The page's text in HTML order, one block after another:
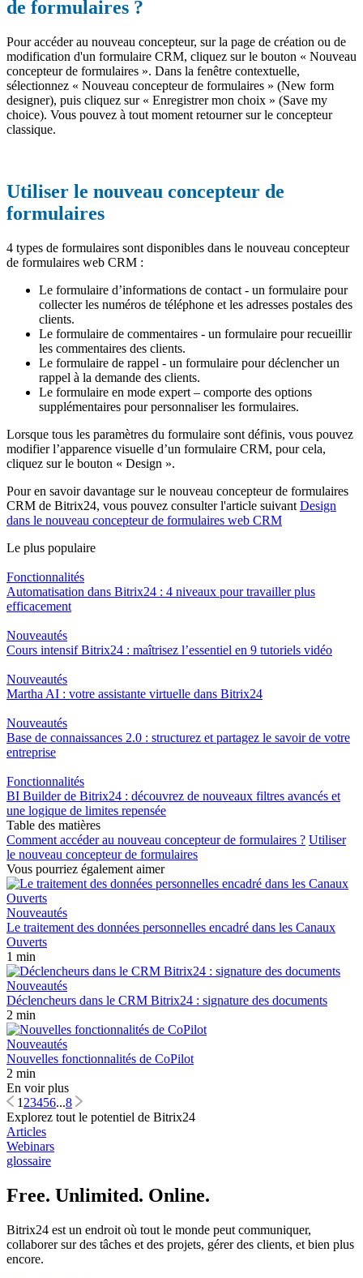
de formulaires ?
Pour accéder au nouveau concepteur, sur la page de création ou de
modification d'un formulaire CRM, cliquez sur le bouton « Nouveau
concepteur de formulaires ». Dans la fenêtre contextuelle,
sélectionnez « Nouveau concepteur de formulaires » (New form
designer), puis cliquez sur « Enregistrer mon choix » (Save my
choice). Vous pouvez à tout moment retourner sur le concepteur
classique.
Utiliser le nouveau concepteur de
formulaires
4 types de formulaires sont disponibles dans le nouveau concepteur
de formulaires web CRM :
Le formulaire d’informations de contact - un formulaire pour
collecter les numéros de téléphone et les adresses postales des
clients.
Le formulaire de commentaires - un formulaire pour recueillir
les commentaires des clients.
Le formulaire de rappel - un formulaire pour déclencher un
rappel à la demande des clients.
Le formulaire en mode expert – comporte des options
supplémentaires pour personnaliser les formulaires.
Lorsque tous les paramètres du formulaire sont définis, vous pouvez
modifier l’apparence visuelle d’un formulaire CRM, pour cela,
cliquez sur le bouton « Design ».
Pour en savoir davantage sur le nouveau concepteur de formulaires
CRM de Bitrix24, vous pouvez consulter l'article suivant Design
dans le nouveau concepteur de formulaires web CRM
Le plus populaire
Fonctionnalités
Automatisation dans Bitrix24 : 4 niveaux pour travailler plus
efficacement
Nouveautés
Cours intensif Bitrix24 : maîtrisez l’essentiel en 9 tutoriels vidéo
Nouveautés
Martha AI : votre assistante virtuelle dans Bitrix24
Nouveautés
Base de connaissances 2.0 : structurez et partagez le savoir de votre
entreprise
Fonctionnalités
BI Builder de Bitrix24 : découvrez de nouveaux filtres avancés et
une logique de limites repensée
Table des matières
Comment accéder au nouveau concepteur de formulaires ? Utiliser
le nouveau concepteur de formulaires
Vous pourriez également aimer
Nouveautés
Le traitement des données personnelles encadré dans les Canaux
Ouverts
1 min
Nouveautés
Déclencheurs dans le CRM Bitrix24 : signature des documents
2 min
Nouveautés
Nouvelles fonctionnalités de CoPilot
2 min
En voir plus
1 23456...8
Explorez tout le potentiel de Bitrix24
Articles
Webinars
glossaire
Free. Unlimited. Online.
Bitrix24 est un endroit où tout le monde peut communiquer,
collaborer sur des tâches et des projets, gérer des clients, et bien plus
encore.